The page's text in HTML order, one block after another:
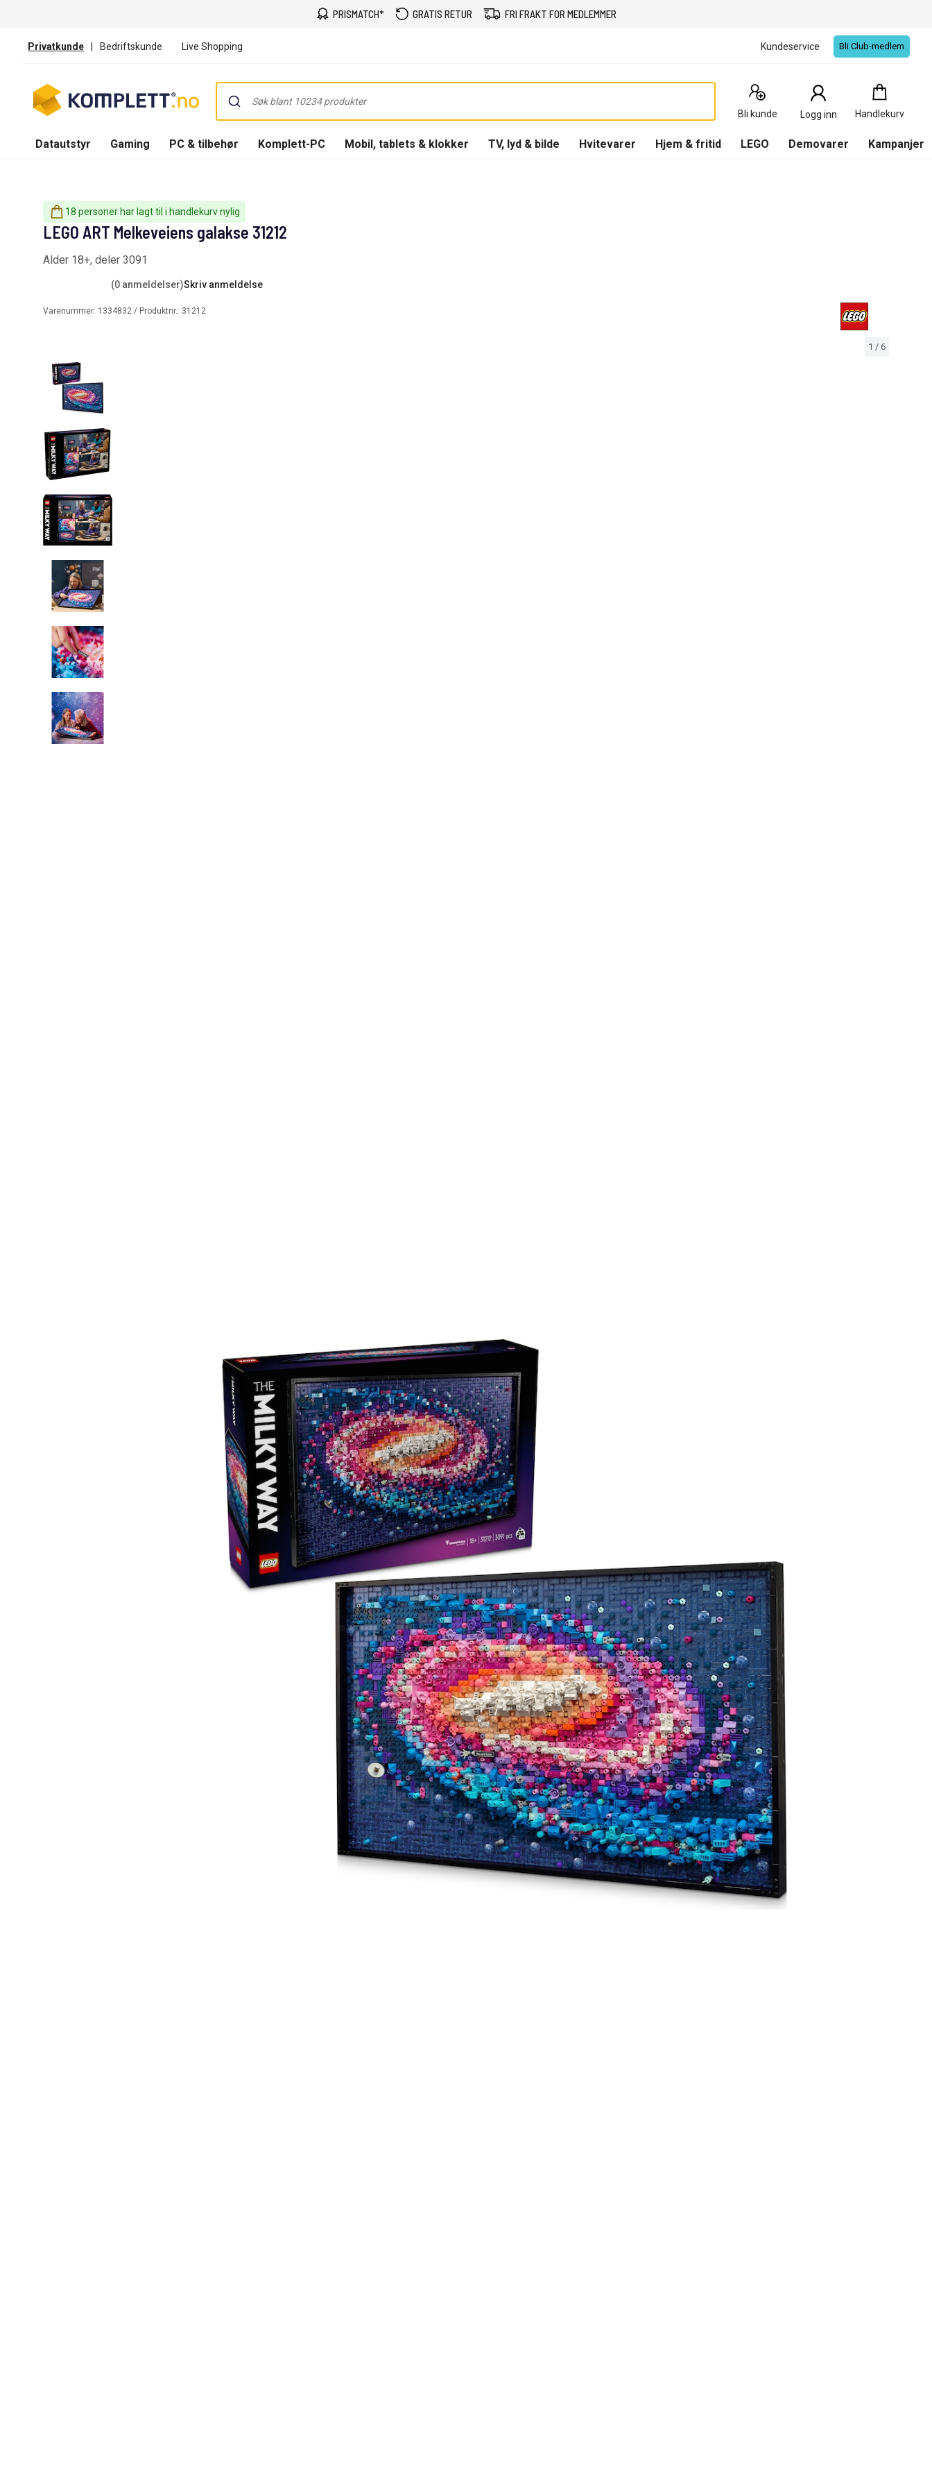
PRISMATCH* GRATIS RETUR FRI FRAKT FOR MEDLEMMER
Privatkunde | Bedriftskunde Live Shopping Kundeservice Bli Club-medlem
Bli kunde Logg inn Handlekurv
Handlekurv
0
Produkter
Datautstyr Gaming PC & tilbehør Komplett-PC Mobil, tablets & klokker TV, lyd & bilde Hvitevarer Hjem & fritid LEGO Demovarer Kampanjer
18 personer har lagt til i handlekurv nylig
1 / 6
LEGO ART Melkeveiens galakse 31212
Alder 18+, deler 3091
(0 anmeldelser)Skriv anmeldelse
Varenummer: 1334832 / Produktnr.: 31212